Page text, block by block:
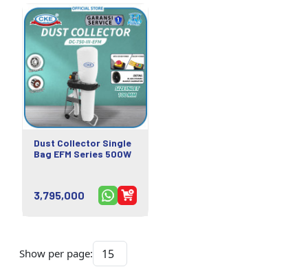
Dust Collector Single
Bag EFM Series 500W
3,795,000
Show per page: